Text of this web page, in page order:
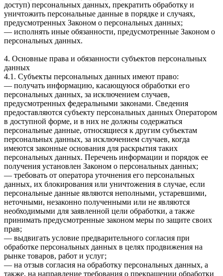
доступ) персональных данных, прекратить обработку и
уничтожить персональные данные в порядке и случаях,
предусмотренных Законом о персональных данных;
— исполнять иные обязанности, предусмотренные Законом о
персональных данных.
4. Основные права и обязанности субъектов персональных
данных
4.1. Субъекты персональных данных имеют право:
— получать информацию, касающуюся обработки его
персональных данных, за исключением случаев,
предусмотренных федеральными законами. Сведения
предоставляются субъекту персональных данных Оператором
в доступной форме, и в них не должны содержаться
персональные данные, относящиеся к другим субъектам
персональных данных, за исключением случаев, когда
имеются законные основания для раскрытия таких
персональных данных. Перечень информации и порядок ее
получения установлен Законом о персональных данных;
— требовать от оператора уточнения его персональных
данных, их блокирования или уничтожения в случае, если
персональные данные являются неполными, устаревшими,
неточными, незаконно полученными или не являются
необходимыми для заявленной цели обработки, а также
принимать предусмотренные законом меры по защите своих
прав;
— выдвигать условие предварительного согласия при
обработке персональных данных в целях продвижения на
рынке товаров, работ и услуг;
— на отзыв согласия на обработку персональных данных, а
также, на направление требования о прекращении обработки